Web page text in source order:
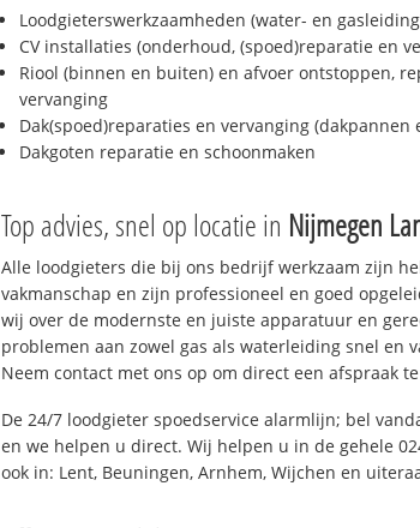
Loodgieterswerkzaamheden (water- en
CV installaties (onderhoud, (spoed)reparatie en
Riool (binnen en buiten) en afvoer ontstoppen,
vervanging
Dak(spoed)reparaties en vervanging (dakpannen
Dakgoten reparatie en schoonmaken
Top advies, snel op locatie in Nijmegen
Alle loodgieters die bij ons bedrijf werkzaam zijn
vakmanschap en zijn professioneel en goed
wij over de modernste en juiste apparatuur en
problemen aan zowel gas als waterleiding snel en
Neem contact met ons op om direct een afspraak
De 24/7 loodgieter spoedservice alarmlijn; bel
en we helpen u direct. Wij helpen u in de gehele
ook in: Lent, Beuningen, Arnhem, Wijchen en